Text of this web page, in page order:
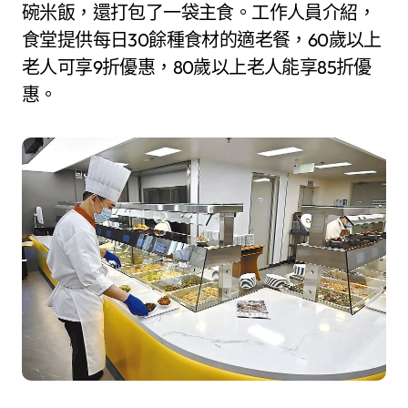
碗米飯，還打包了一袋主食。工作人員介紹，
食堂提供每日30餘種食材的適老餐，60歲以上
老人可享9折優惠，80歲以上老人能享85折優
惠。